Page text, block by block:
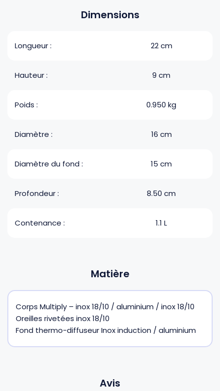
Dimensions
Longueur : 22 cm
Hauteur : 9 cm
Poids : 0.950 kg
Diamètre : 16 cm
Diamètre du fond : 15 cm
Profondeur : 8.50 cm
Contenance : 1.1 L
Matière
Corps Multiply – inox 18/10 / aluminium / inox 18/10
Oreilles rivetées inox 18/10
Fond thermo-diffuseur Inox induction / aluminium
Avis